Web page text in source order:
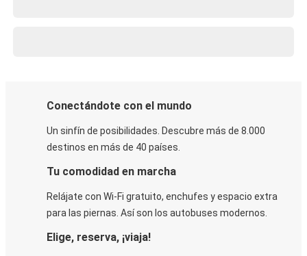
Conectándote con el mundo
Un sinfín de posibilidades. Descubre más de 8.000
destinos en más de 40 países.
Tu comodidad en marcha
Relájate con Wi-Fi gratuito, enchufes y espacio extra
para las piernas. Así son los autobuses modernos.
Elige, reserva, ¡viaja!